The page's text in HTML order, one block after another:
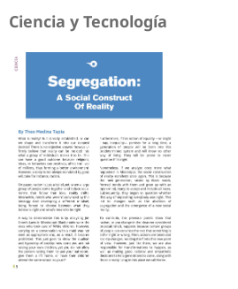
Ciencia y Tecnología